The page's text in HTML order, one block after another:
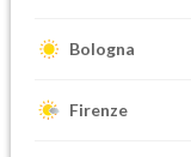
Bologna
Firenze